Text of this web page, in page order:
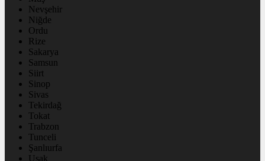
Nevşehir
Niğde
Ordu
Rize
Sakarya
Samsun
Siirt
Sinop
Sivas
Tekirdağ
Tokat
Trabzon
Tunceli
Şanlıurfa
Uşak